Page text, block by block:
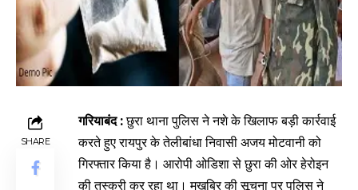
SHARE
गरियाबंद :छुरा थाना पुलिस ने नशे के खिलाफ बड़ी कार्रवाई
करते हुए रायपुर के तेलीबांधा निवासी अजय मोटवानी को
गिरफ्तार किया है। आरोपी ओडिशा से छुरा की ओर हेरोइन
की तस्करी कर रहा था। मुखबिर की सूचना पर पुलिस ने